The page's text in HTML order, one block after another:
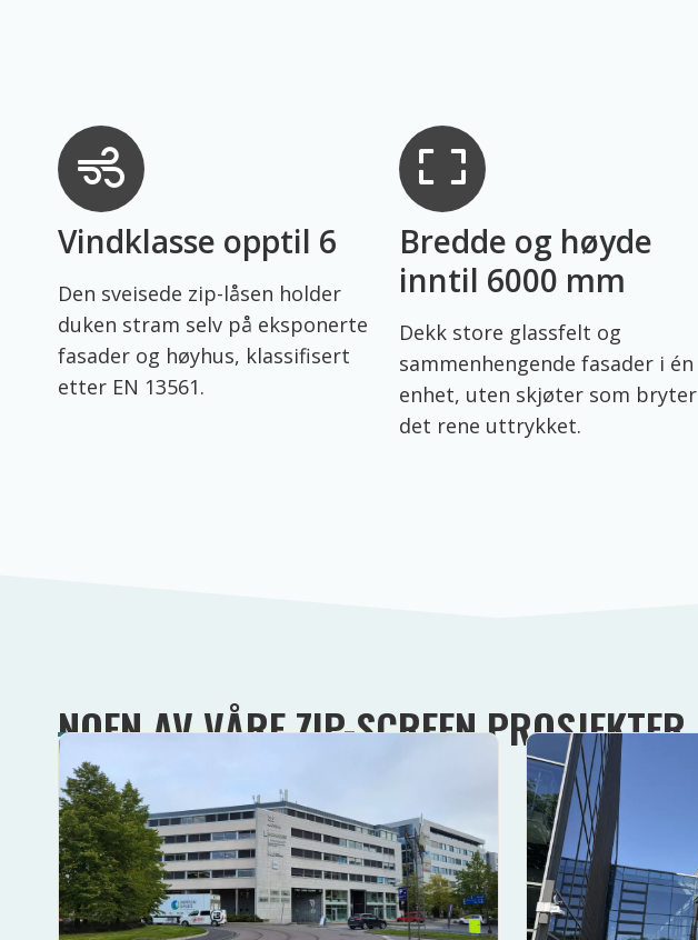
Vindklasse opptil 6
Den sveisede zip-låsen holder
duken stram selv på eksponerte
fasader og høyhus, klassifisert
etter EN 13561.
Bredde og høyde
inntil 6000 mm
Dekk store glassfelt og
sammenhengende fasader i én
enhet, uten skjøter som bryter
det rene uttrykket.
NOEN AV VÅRE ZIP-SCREEN PROSJEKTER